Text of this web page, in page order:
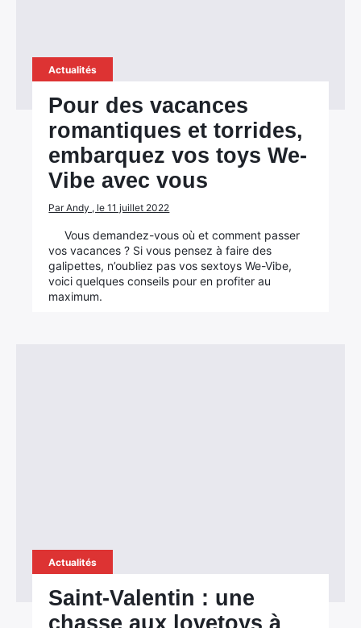
Actualités
Pour des vacances
romantiques et torrides,
embarquez vos toys We-
Vibe avec vous
Par Andy , le 11 juillet 2022
Vous demandez-vous où et comment passer
vos vacances ? Si vous pensez à faire des
galipettes, n’oubliez pas vos sextoys We-Vibe,
voici quelques conseils pour en profiter au
maximum.
Actualités
Saint-Valentin : une
chasse aux lovetoys à